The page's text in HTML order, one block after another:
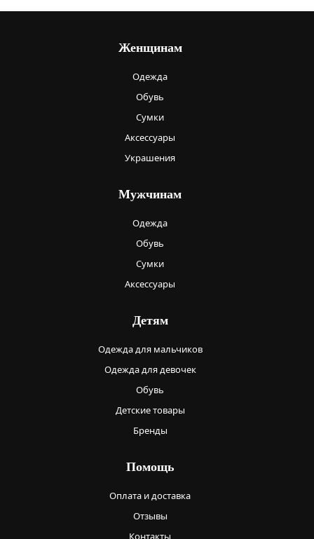
Женщинам
Одежда
Обувь
Сумки
Аксессуары
Украшения
Мужчинам
Одежда
Обувь
Сумки
Аксессуары
Детям
Одежда для мальчиков
Одежда для девочек
Обувь
Детские товары
Бренды
Помощь
Оплата и доставка
Отзывы
Контакты